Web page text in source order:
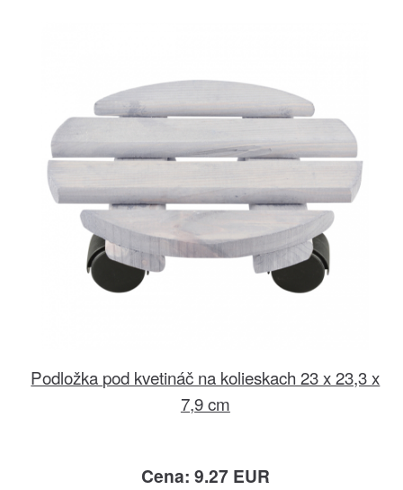
Podložka pod kvetináč na kolieskach 23 x 23,3 x
7,9 cm
Cena: 9.27 EUR